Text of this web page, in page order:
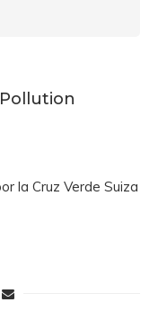
la Cruz Verde Suiza